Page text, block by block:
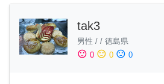
tak3
男性 / / 徳島県
sentiment_satisfied 0 sentiment_neutral 0 sentiment_dissatisfied 0